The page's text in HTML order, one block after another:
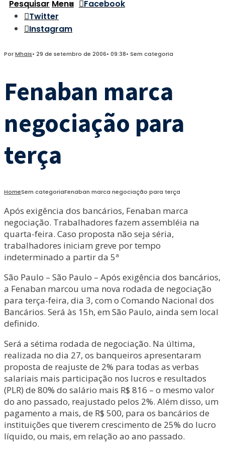
Pesquisar Menu
Facebook
Twitter
Instagram
PorMhais• 29 de setembro de 2006• 09:38• Sem categoria
Fenaban marca
negociação para
terça
HomeSem categoriaFenaban marca negociação para terça
Após exigência dos bancários, Fenaban marca
negociação. Trabalhadores fazem assembléia na
quarta-feira. Caso proposta não seja séria,
trabalhadores iniciam greve por tempo
indeterminado a partir da 5ª
São Paulo – São Paulo – Após exigência dos bancários,
a Fenaban marcou uma nova rodada de negociação
para terça-feira, dia 3, com o Comando Nacional dos
Bancários. Será às 15h, em São Paulo, ainda sem local
definido.
Será a sétima rodada de negociação. Na última,
realizada no dia 27, os banqueiros apresentaram
proposta de reajuste de 2% para todas as verbas
salariais mais participação nos lucros e resultados
(PLR) de 80% do salário mais R$ 816 – o mesmo valor
do ano passado, reajustado pelos 2%. Além disso, um
pagamento a mais, de R$ 500, para os bancários de
instituições que tiverem crescimento de 25% do lucro
líquido, ou mais, em relação ao ano passado.